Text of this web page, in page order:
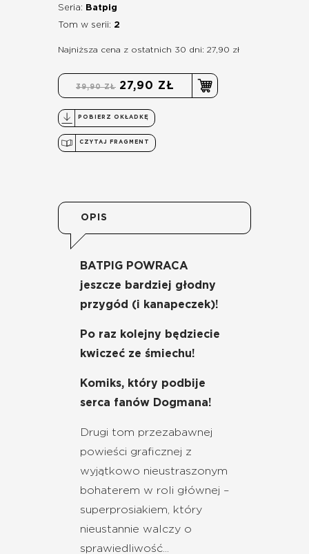
Seria:
Batpig
Tom w serii: 2
Najniższa cena z ostatnich 30 dni: 27,90 zł
39,90 ZŁ 27,90 ZŁ
POBIERZ OKŁADKĘ
CZYTAJ FRAGMENT
OPIS
BATPIG POWRACA
jeszcze bardziej głodny
przygód (i kanapeczek)!
Po raz kolejny będziecie
kwiczeć ze śmiechu!
Komiks, który podbije
serca fanów Dogmana!
Drugi tom przezabawnej
powieści graficznej z
wyjątkowo nieustraszonym
bohaterem w roli głównej –
superprosiakiem, który
nieustannie walczy o
sprawiedliwość...